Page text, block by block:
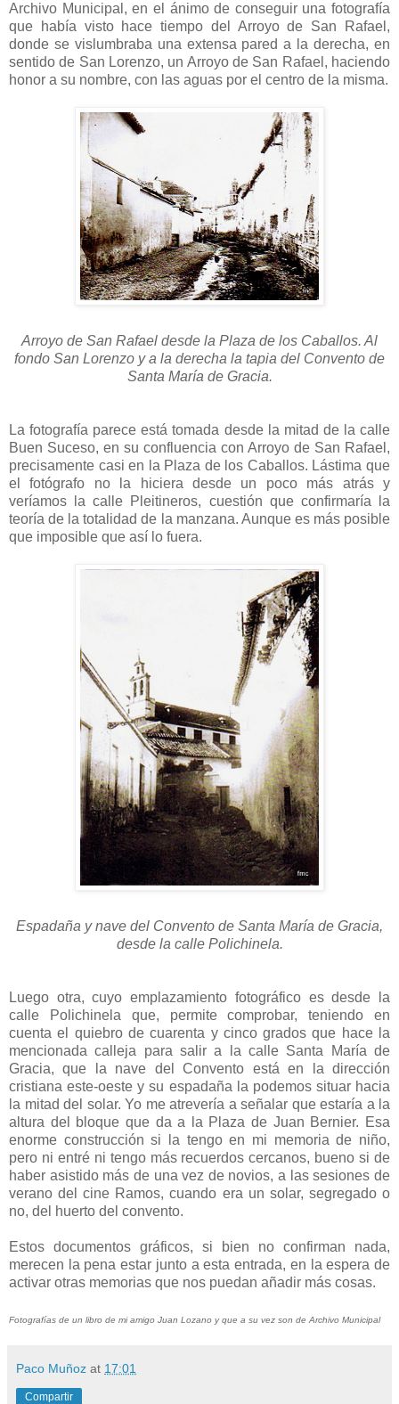
Archivo Municipal, en el ánimo de conseguir una fotografía
que había visto hace tiempo del Arroyo de San Rafael,
donde se vislumbraba una extensa pared a la derecha, en
sentido de San Lorenzo, un Arroyo de San Rafael, haciendo
honor a su nombre, con las aguas por el centro de la misma.
Arroyo de San Rafael desde la Plaza de los Caballos. Al
fondo San Lorenzo y a la derecha la tapia del Convento de
Santa María de Gracia.
La fotografía parece está tomada desde la mitad de la calle
Buen Suceso, en su confluencia con Arroyo de San Rafael,
precisamente casi en la Plaza de los Caballos. Lástima que
el fotógrafo no la hiciera desde un poco más atrás y
veríamos la calle Pleitineros, cuestión que confirmaría la
teoría de la totalidad de la manzana. Aunque es más posible
que imposible que así lo fuera.
Espadaña y nave del Convento de Santa María de Gracia,
desde la calle Polichinela.
Luego otra, cuyo emplazamiento fotográfico es desde la
calle Polichinela que, permite comprobar, teniendo en
cuenta el quiebro de cuarenta y cinco grados que hace la
mencionada calleja para salir a la calle Santa María de
Gracia, que la nave del Convento está en la dirección
cristiana este-oeste y su espadaña la podemos situar hacia
la mitad del solar. Yo me atrevería a señalar que estaría a la
altura del bloque que da a la Plaza de Juan Bernier. Esa
enorme construcción si la tengo en mi memoria de niño,
pero ni entré ni tengo más recuerdos cercanos, bueno si de
haber asistido más de una vez de novios, a las sesiones de
verano del cine Ramos, cuando era un solar, segregado o
no, del huerto del convento.
Estos documentos gráficos, si bien no confirman nada,
merecen la pena estar junto a esta entrada, en la espera de
activar otras memorias que nos puedan añadir más cosas.
Fotografías de un libro de mi amigo Juan Lozano y que a su vez son de Archivo Municipal
Paco Muñoz at 17:01
Compartir